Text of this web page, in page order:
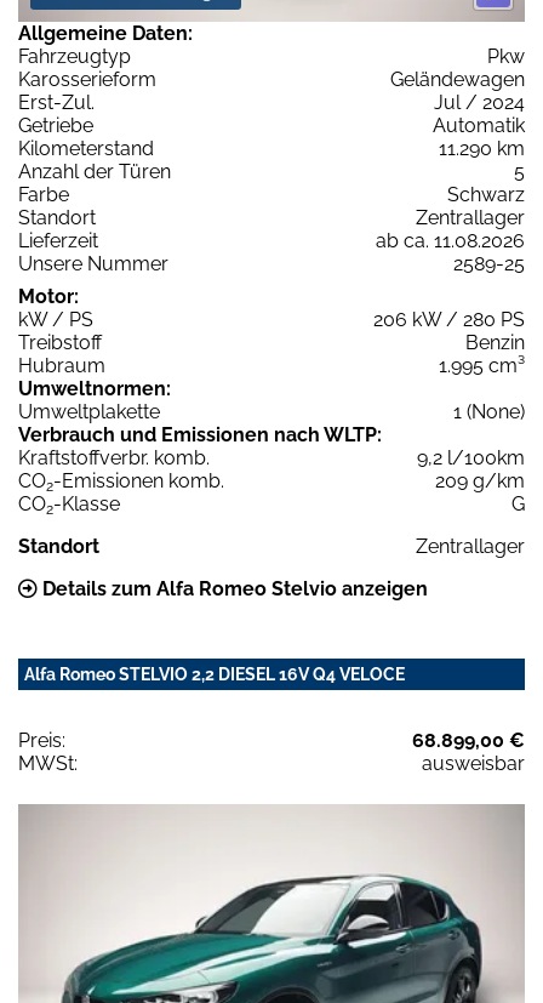
Allgemeine Daten:
Fahrzeugtyp
Pkw
Karosserieform
Geländewagen
Erst-Zul.
Jul / 2024
Getriebe
Automatik
Kilometerstand
11.290 km
Anzahl der Türen
5
Farbe
Schwarz
Standort
Zentrallager
Lieferzeit
ab ca. 11.08.2026
Unsere Nummer
2589-25
Motor:
kW / PS
206 kW / 280 PS
Treibstoff
Benzin
Hubraum
1.995 cm³
Umweltnormen:
Umweltplakette
1 (None)
Verbrauch und Emissionen nach WLTP:
Kraftstoffverbr. komb.
9,2 l/100km
CO2-Emissionen komb.
209 g/km
CO2-Klasse
G
Standort
Zentrallager
Details zum Alfa Romeo Stelvio anzeigen
Alfa Romeo STELVIO 2,2 DIESEL 16V Q4 VELOCE
Preis:
68.899,00 €
MWSt:
ausweisbar